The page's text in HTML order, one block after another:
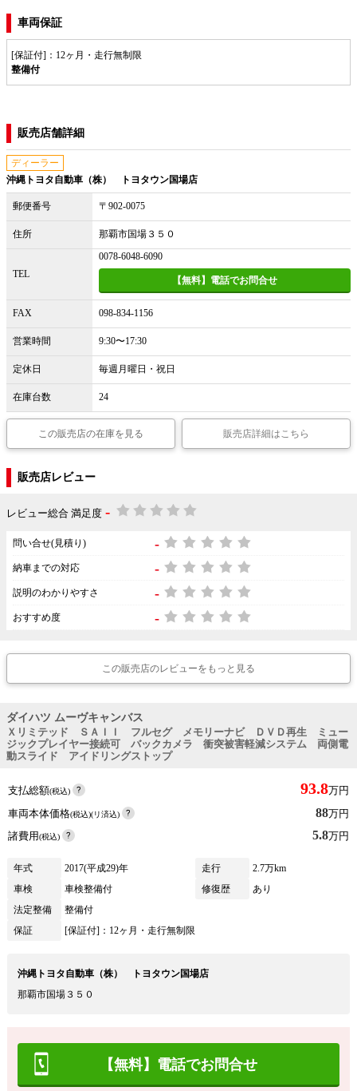
車両保証
[保証付]：12ヶ月・走行無制限
整備付
販売店舗詳細
ディーラー
沖縄トヨタ自動車（株） トヨタウン国場店
郵便番号 〒902-0075
住所 那覇市国場３５０
TEL
0078-6048-6090
【無料】電話でお問合せ
FAX 098-834-1156
営業時間 9:30〜17:30
定休日 毎週月曜日・祝日
在庫台数 24
この販売店の在庫を見る 販売店詳細はこちら
販売店レビュー
レビュー総合 満足度 -
問い合せ(見積り) -
納車までの対応 -
説明のわかりやすさ -
おすすめ度 -
この販売店のレビューをもっと見る
ダイハツ ムーヴキャンバス
Ｘリミテッド ＳＡＩＩ フルセグ メモリーナビ ＤＶＤ再生 ミュー
ジックプレイヤー接続可 バックカメラ 衝突被害軽減システム 両側電
動スライド アイドリングストップ
支払総額(税込) 93.8万円
車両本体価格(税込)(リ済込) 88万円
諸費用(税込) 5.8万円
年式 2017(平成29)年 走行
2.7万km
車検
車検整備付 修復歴
あり
法定整備
整備付
保証
[保証付]：12ヶ月・走行無制限
沖縄トヨタ自動車（株） トヨタウン国場店
那覇市国場３５０
【無料】電話でお問合せ